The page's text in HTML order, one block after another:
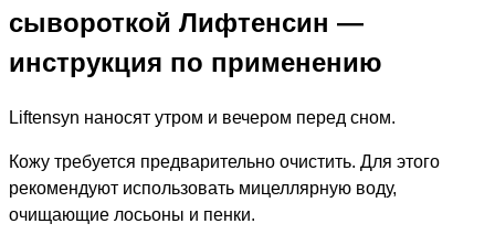
сывороткой Лифтенсин —
инструкция по применению
Liftensyn наносят утром и вечером перед сном.
Кожу требуется предварительно очистить. Для этого
рекомендуют использовать мицеллярную воду,
очищающие лосьоны и пенки.